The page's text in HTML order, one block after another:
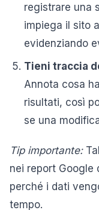
registrare una
impiega il sito
evidenziando
Tieni traccia
Annota cosa
risultati, così
se una
Tip importante:
nei report Google
perché i dati
tempo.